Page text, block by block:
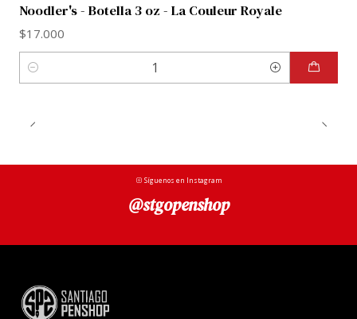
Noodler's - Botella 3 oz - La Couleur Royale
$17.000
Cantidad
Síguenos en Instagram
@stgopenshop